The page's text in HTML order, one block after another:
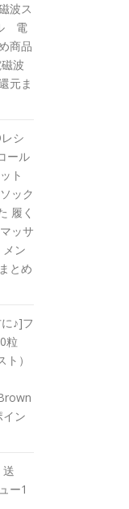
波ス
電
商品
波
元ま
シ
ール
ト
ック
履く
ッサ
ン
とめ
♪]フ
粒
）
ン
ー1